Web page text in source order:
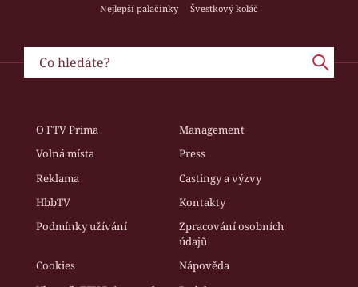
Nejlepší palačinky
Švestkový koláč
O FTV Prima
Management
Volná místa
Press
Reklama
Castingy a výzvy
HbbTV
Kontakty
Podmínky užívání
Zpracování osobních
údajů
Cookies
Nápověda